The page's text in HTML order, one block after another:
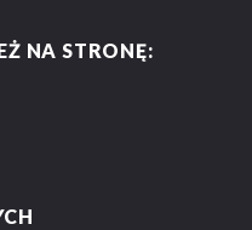
NA STRONĘ: